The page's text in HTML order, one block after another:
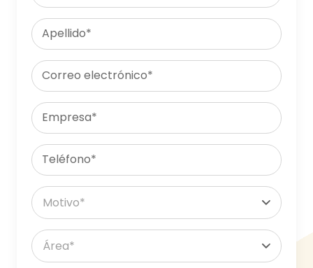
Apellido*
Correo electrónico*
Empresa*
Teléfono*